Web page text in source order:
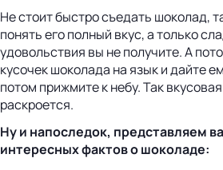
Не стоит быстро съедать шоколад,
понять его полный вкус, а только
удовольствия вы не получите. А
кусочек шоколада на язык и дайте
потом прижмите к небу. Так
раскроется.
Ну и напоследок, представляем
интересных фактов о шоколаде: